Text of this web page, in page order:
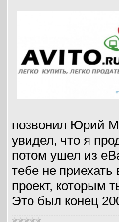
позвонил Юрий
увидел, что я
потом ушел из
тебе не
проект, которым
Это был конец